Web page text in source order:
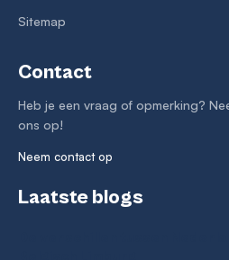
Sitemap
Contact
Heb je een vraag of opmerking?
ons op!
Neem contact op
Laatste blogs